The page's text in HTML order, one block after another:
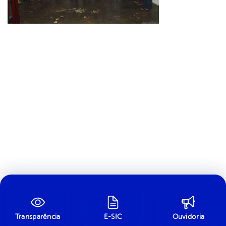
Transparência E-SIC Ouvidoria